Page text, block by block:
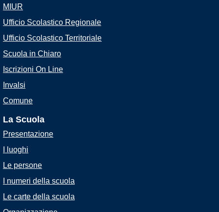
MIUR
Ufficio Scolastico Regionale
Ufficio Scolastico Territoriale
Scuola in Chiaro
Iscrizioni On Line
Invalsi
Comune
La Scuola
Presentazione
I luoghi
Le persone
I numeri della scuola
Le carte della scuola